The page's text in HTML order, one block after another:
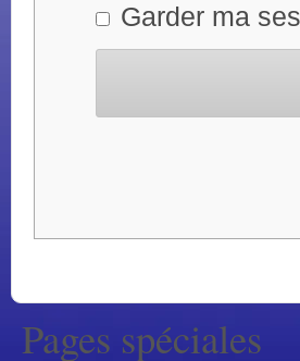
Garder ma
Pages spéciales